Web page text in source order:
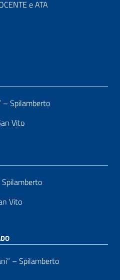
e ATA
– Spilamberto
Vito
Spilamberto
Vito
– Spilamberto